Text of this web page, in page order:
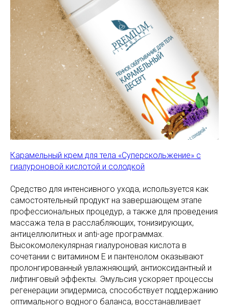
Карамельный крем для тела «Суперскольжение» с
гиалуроновой кислотой и солодкой
Средство для интенсивного ухода, используется как
самостоятельный продукт на завершающем этапе
профессиональных процедур, а также для проведения
массажа тела в расслабляющих, тонизирующих,
антицеллюлитных и anti-age программах.
Высокомолекулярная гиалуроновая кислота в
сочетании с витамином Е и пантенолом оказывают
пролонгированный увлажняющий, антиоксидантный и
лифтинговый эффекты. Эмульсия ускоряет процессы
регенерации эпидермиса, способствует поддержанию
оптимального водного баланса, восстанавливает